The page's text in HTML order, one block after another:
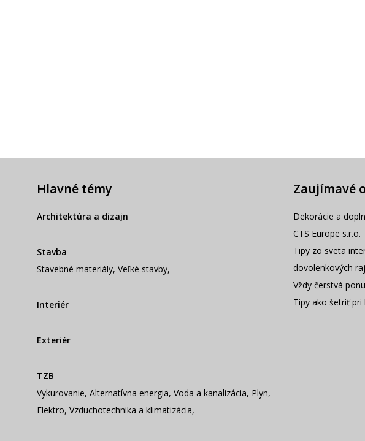
Hlavné témy
Architektúra a dizajn
Stavba
Stavebné materiály, Veľké stavby,
Interiér
Exteriér
TZB
Vykurovanie, Alternatívna energia, Voda a kanalizácia, Plyn,
Elektro, Vzduchotechnika a klimatizácia,
Zaujímavé
Dekorácie a
CTS Europe s.r.o.
Tipy zo sveta
dovolenkových
Vždy čerstvá
Tipy ako šetriť pri